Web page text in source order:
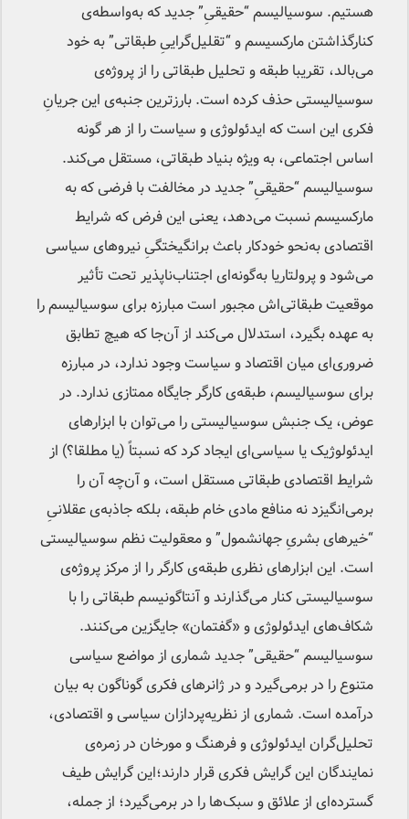
هستیم. سوسیالیسم “حقیقیِ” جدید که به‌واسطه‌ی
کنارگذاشتن مارکسیسم و “تقلیل‌گراییِ طبقاتی” به خود
می‌بالد، تقریبا طبقه و تحلیل طبقاتی را از پروژه‌ی
سوسیالیستی حذف کرده‌ است. بارزترین جنبه‌ی این جریانِ
فکری این است که ایدئولوژی و سیاست را از هر گونه
اساس اجتماعی، به ویژه بنیاد طبقاتی، مستقل می‌کند.
سوسیالیسم “حقیقیِ” جدید در مخالفت با فرضی که به
مارکسیسم نسبت می‌دهد، یعنی این فرض که شرایط
اقتصادی به‌نحو خودکار باعث برانگیختگیِ نیروهای سیاسی
می‌شود و پرولتاریا به‌گونه‌ای اجتناب‌ناپذیر تحت تأثیر
موقعیت طبقاتی‌اش مجبور است مبارزه برای سوسیالیسم را
به عهده بگیرد، استدلال می‌کند از آن‌جا که هیچ تطابق
ضروری‌ای میان اقتصاد و سیاست وجود ندارد، در مبارزه
برای سوسیالیسم، طبقه‌ی کارگر جایگاه ممتازی ندارد. در
عوض، یک جنبش سوسیالیستی را می‌توان با ابزارهای
ایدئولوژیک یا سیاسی‌ای ایجاد کرد که نسبتاً (یا مطلقا؟) از
شرایط اقتصادی طبقاتی مستقل است، و آن‌چه آن را
برمی‌انگیزد نه منافع مادی خام طبقه، بلکه جاذبه‌ی عقلانیِ
“خیرهای بشریِ جهان­شمول” و معقولیت نظم سوسیالیستی
است. این ابزارهای نظری طبقه‌ی کارگر را از مرکز پروژه‌ی
سوسیالیستی کنار می‌گذارند و آنتاگونیسم طبقاتی را با
شکاف‌های ایدئولوژی و «گفتمان» جایگزین می‌کنند.
سوسیالیسم “حقیقی” جدید شماری از مواضع سیاسی
متنوع را در برمی‌گیرد و در ژانرهای فکری گوناگون به بیان
درآمده است. شماری از نظریه‌پردازان سیاسی و اقتصادی،
تحلیل‌گران ایدئولوژی و فرهنگ و مورخان در زمره‌ی
نمایندگان این گرایش فکری قرار دارند؛این گرایش طیف
گسترده‌ای از علائق و سبک‌ها را در برمی‌گیرد؛ از جمله،